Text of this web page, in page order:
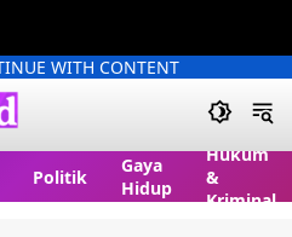
WITH CONTENT
Politik
Gaya
Hidup
Hukum
&
Kriminal